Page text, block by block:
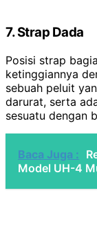
7. Strap Dada
Posisi strap
ketinggiannya
sebuah peluit
darurat, serta
sesuatu dengan
Baca Juga :
Model UH-4